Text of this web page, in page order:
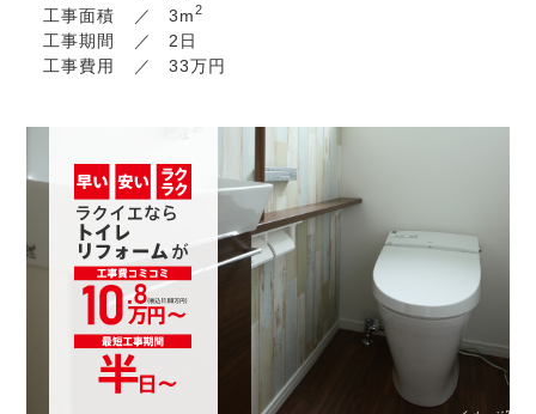
工事面積
3m2
工事期間
2日
工事費用
33万円